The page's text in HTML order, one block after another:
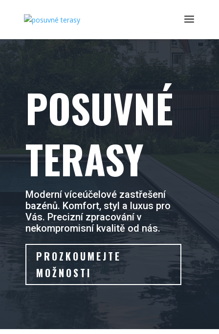
POSUVNÉ
TERASY
Moderní víceúčelové zastřešení
bazénů. Komfort, styl a luxus pro
Vás. Precizní zpracování v
nekompromisní kvalitě od nás.
PROZKOUMEJTE
MOŽNOSTI